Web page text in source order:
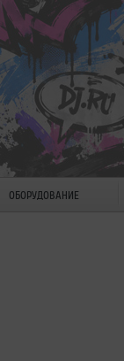
ОБОРУДОВАНИЕ